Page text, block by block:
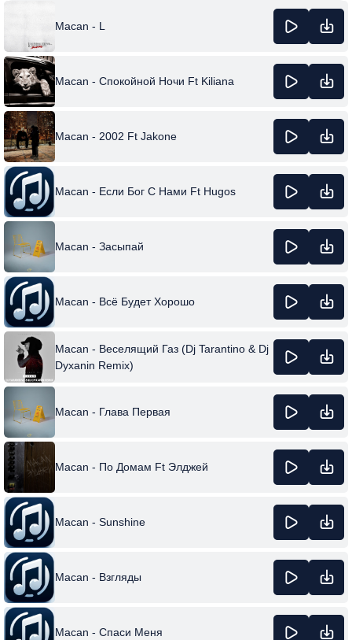
Macan - L
Macan - Спокойной Ночи Ft Kiliana
Macan - 2002 Ft Jakone
Macan - Если Бог С Нами Ft Hugos
Macan - Засыпай
Macan - Всё Будет Хорошо
Macan - Веселящий Газ (Dj Tarantino & Dj
Dyxanin Remix)
Macan - Глава Первая
Macan - По Домам Ft Элджей
Macan - Sunshine
Macan - Взгляды
Macan - Спаси Меня